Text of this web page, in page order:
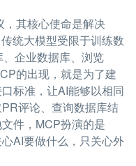
，其核心使命是解决
统大模型受限于训练数
企业数据库、浏览
的出现，就是为了建
标准，让AI能够以相同
评论、查询数据库结
件，MCP扮演的是
AI要做什么，只关心外